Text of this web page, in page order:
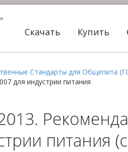
Скачать Купить
Стандарты для Общепита
для индустрии питания
питания